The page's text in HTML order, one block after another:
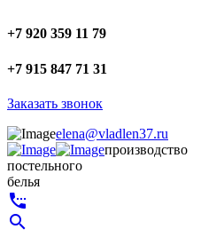
+7 920 359 11 79
+7 915 847 71 31
Заказать звонок
elena@vladlen37.ru
производство
постельного
белья
settings_phone
search